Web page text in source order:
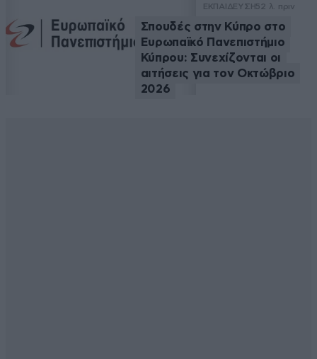
ΕΚΠΑΙΔΕΥΣΗ52 λ. πριν
Σπουδές στην Κύπρο στο
Ευρωπαϊκό Πανεπιστήμιο
Κύπρου: Συνεχίζονται οι
αιτήσεις για τον Οκτώβριο
2026